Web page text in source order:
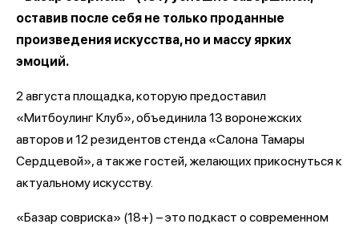
оставив после себя не только проданные
произведения искусства, но и массу ярких
эмоций.
2 августа площадка, которую предоставил
«Митбоулинг Клуб», объединила 13 воронежских
авторов и 12 резидентов стенда «Салона Тамары
Сердцевой», а также гостей, желающих прикоснуться к
актуальному искусству.
«Базар совриска» (18+) – это подкаст о современном